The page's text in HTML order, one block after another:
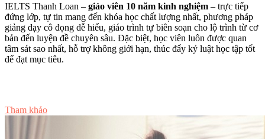
IELTS Thanh Loan – giáo viên 10 năm kinh nghiệm – trực tiếp
đứng lớp, tự tin mang đến khóa học chất lượng nhất, phương pháp
giảng dạy cô đọng dễ hiểu, giáo trình tự biên soạn cho lộ trình từ cơ
bản đến luyện đề chuyên sâu. Đặc biệt, học viên luôn được quan
tâm sát sao nhất, hỗ trợ không giới hạn, thúc đẩy kỷ luật học tập tốt
để đạt mục tiêu.
Tham khảo